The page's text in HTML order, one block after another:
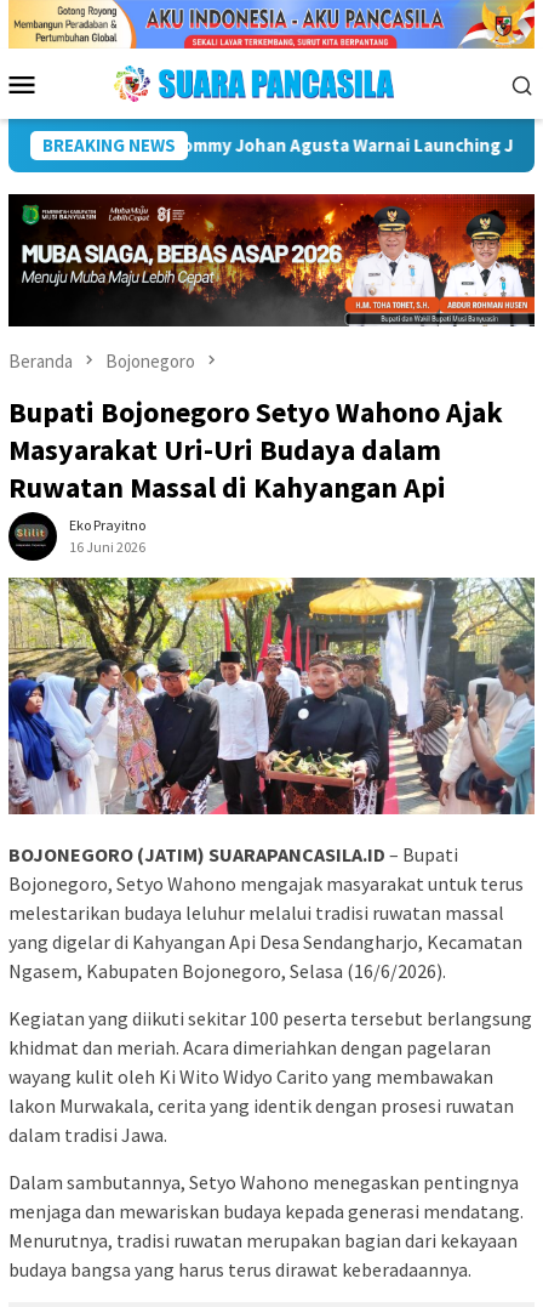
Menu
Mobile
BREAKING NEWS
Jadi Ruang Pelestarian Tosan Aji dan Budaya Nusantara
Beranda Bojonegoro
Bupati Bojonegoro Setyo Wahono Ajak
Masyarakat Uri-Uri Budaya dalam
Ruwatan Massal di Kahyangan Api
Eko Prayitno
16 Juni 2026
BOJONEGORO (JATIM) SUARAPANCASILA.ID – Bupati
Bojonegoro, Setyo Wahono mengajak masyarakat untuk terus
melestarikan budaya leluhur melalui tradisi ruwatan massal
yang digelar di Kahyangan Api Desa Sendangharjo, Kecamatan
Ngasem, Kabupaten Bojonegoro, Selasa (16/6/2026).
Kegiatan yang diikuti sekitar 100 peserta tersebut berlangsung
khidmat dan meriah. Acara dimeriahkan dengan pagelaran
wayang kulit oleh Ki Wito Widyo Carito yang membawakan
lakon Murwakala, cerita yang identik dengan prosesi ruwatan
dalam tradisi Jawa.
Dalam sambutannya, Setyo Wahono menegaskan pentingnya
menjaga dan mewariskan budaya kepada generasi mendatang.
Menurutnya, tradisi ruwatan merupakan bagian dari kekayaan
budaya bangsa yang harus terus dirawat keberadaannya.